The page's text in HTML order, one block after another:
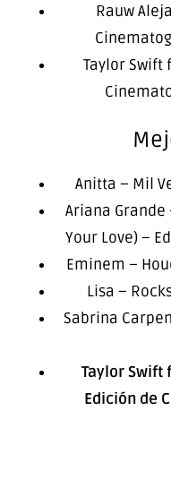
Rauw
Taylor Swift
Anitta – Mil
Ariana Grande
Your Love) –
Eminem –
Lisa –
Sabrina
Taylor Swift
Edición de